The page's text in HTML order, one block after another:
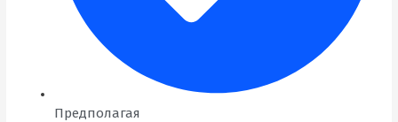
Предполагая